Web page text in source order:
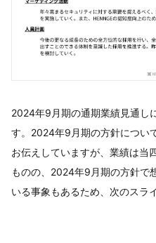
2024年9月期の通期業績見通し
す。2024年9月期の方針につい
お伝えしていますが、業績は当
ものの、2024年9月期の方針で
いる事象もあるため、次のスラ